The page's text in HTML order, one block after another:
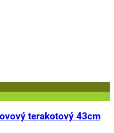
terakotový 43cm